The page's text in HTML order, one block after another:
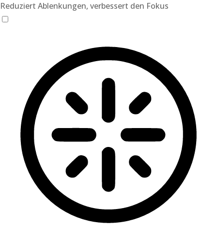
Reduziert Ablenkungen, verbessert den Fokus